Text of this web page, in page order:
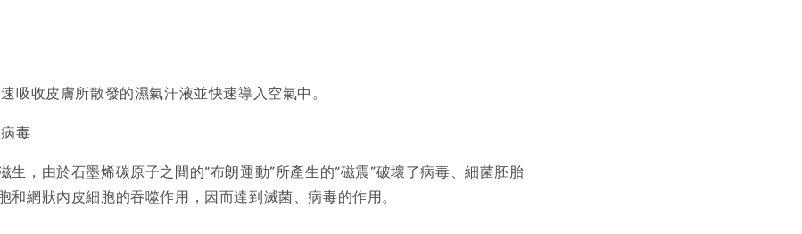
吸收皮膚所散發的濕氣汗液並快速導入空氣中。
毒
生，由於石墨烯碳原子之間的“布朗運動”所產生的“磁震”破壞了病毒、細菌胚胎
和網狀內皮細胞的吞噬作用，因而達到滅菌、病毒的作用。